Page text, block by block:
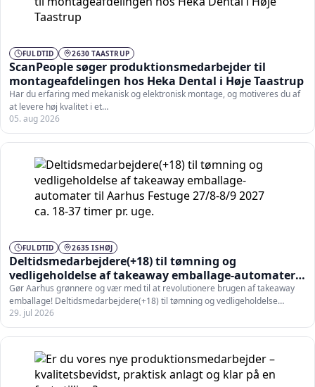
FULDTID 2630 TAASTRUP
ScanPeople søger produktionsmedarbejder til
montageafdelingen hos Heka Dental i Høje Taastrup
Har du erfaring med mekanisk og elektronisk montage, og motiveres du af
at levere høj kvalitet i et…
05. aug 2026
FULDTID 2635 ISHØJ
Deltidsmedarbejdere(+18) til tømning og
vedligeholdelse af takeaway emballage-automater
til Aarhus Festuge 27/8-8/9 2027 ca. 18-37 timer pr.
uge.
Gør Aarhus grønnere og vær med til at revolutionere brugen af takeaway
emballage! Deltidsmedarbejdere(+18) til tømning og vedligeholdelse…
29. jul 2026